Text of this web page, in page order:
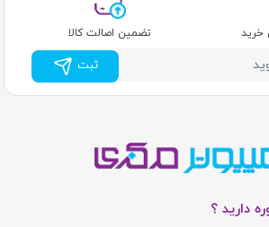
خرید تضمین اصالت کالا
ثبت
دارید ؟